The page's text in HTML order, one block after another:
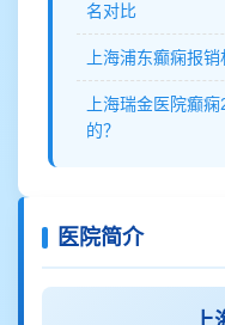
名对比
上海浦东癫痫报
上海瑞金医院癫
的？
医院简介